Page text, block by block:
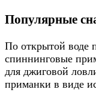
Популярные
По открытой воде
спиннинговые
для джиговой
приманки в виде